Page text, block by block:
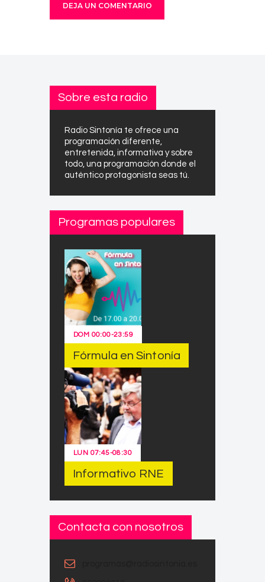
Sobre esta radio
Radio Sintonía te ofrece una
programación diferente,
entretenida, informativa y sobre
todo, una programación donde el
auténtico protagonista seas tú.
Programas populares
DOM 00:00-23:59
Fórmula en Sintonía
LUN 07:45-08:30
Informativo RNE
Contacta con nosotros